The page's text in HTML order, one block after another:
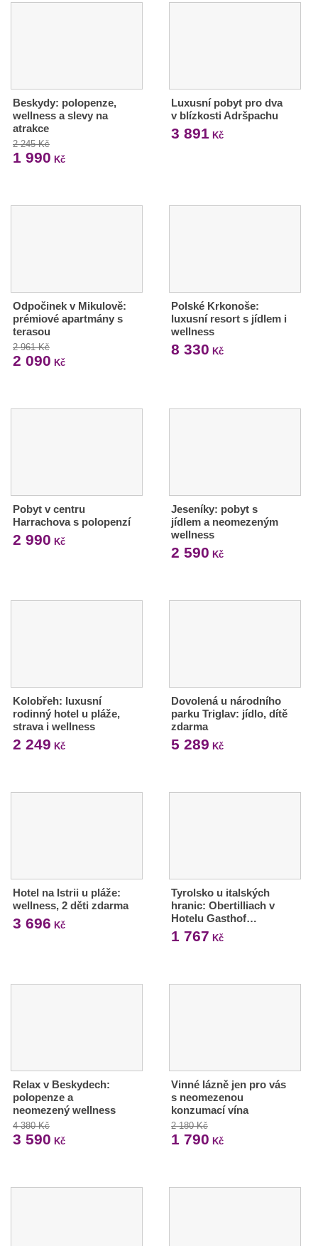
Beskydy: polopenze,
wellness a slevy na
atrakce
2 245 Kč
1 990 Kč
Luxusní pobyt pro dva
v blízkosti Adršpachu
3 891 Kč
Odpočinek v Mikulově:
prémiové apartmány s
terasou
2 961 Kč
2 090 Kč
Polské Krkonoše:
luxusní resort s jídlem i
wellness
8 330 Kč
Pobyt v centru
Harrachova s polopenzí
2 990 Kč
Jeseníky: pobyt s
jídlem a neomezeným
wellness
2 590 Kč
Kolobřeh: luxusní
rodinný hotel u pláže,
strava i wellness
2 249 Kč
Dovolená u národního
parku Triglav: jídlo, dítě
zdarma
5 289 Kč
Hotel na Istrii u pláže:
wellness, 2 děti zdarma
3 696 Kč
Tyrolsko u italských
hranic: Obertilliach v
Hotelu Gasthof…
1 767 Kč
Relax v Beskydech:
polopenze a
neomezený wellness
4 380 Kč
3 590 Kč
Vinné lázně jen pro vás
s neomezenou
konzumací vína
2 180 Kč
1 790 Kč